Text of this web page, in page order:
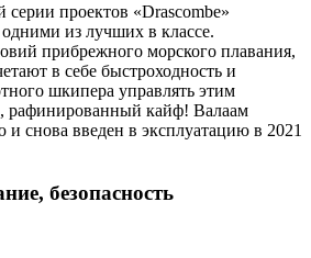
проектов «Drascombe»
из лучших в классе.
прибрежного морского плавания,
в себе быстроходность и
шкипера управлять этим
рафинированный кайф! Валаам
снова введен в эксплуатацию в 2021
безопасность